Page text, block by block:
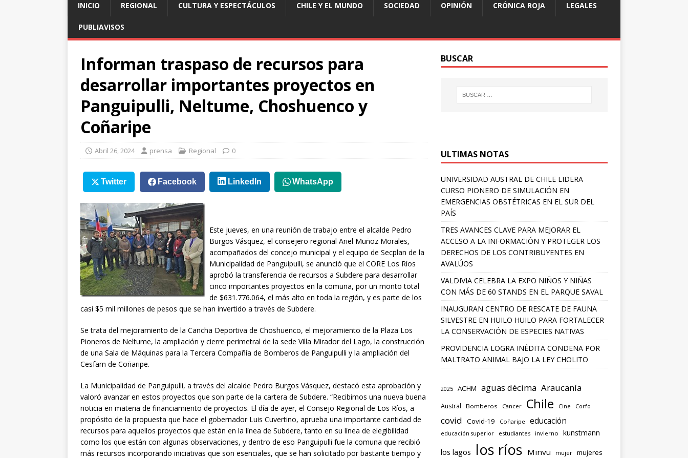
INICIO REGIONAL CULTURA Y ESPECTÁCULOS CHILE Y EL MUNDO SOCIEDAD OPINIÓN CRÓNICA ROJA LEGALES
PUBLIAVISOS
Informan traspaso de recursos para
desarrollar importantes proyectos en
Panguipulli, Neltume, Choshuenco y
Coñaripe
Abril 26, 2024 prensa Regional 0
Twitter Facebook LinkedIn WhatsApp
Este jueves, en una reunión de trabajo entre el alcalde Pedro
Burgos Vásquez, el consejero regional Ariel Muñoz Morales,
acompañados del concejo municipal y el equipo de Secplan de la
Municipalidad de Panguipulli, se anunció que el CORE Los Ríos
aprobó la transferencia de recursos a Subdere para desarrollar
cinco importantes proyectos en la comuna, por un monto total
de $631.776.064, el más alto en toda la región, y es parte de los
casi $5 mil millones de pesos que se han invertido a través de Subdere.
Se trata del mejoramiento de la Cancha Deportiva de Choshuenco, el mejoramiento de la Plaza Los
Pioneros de Neltume, la ampliación y cierre perimetral de la sede Villa Mirador del Lago, la construcción
de una Sala de Máquinas para la Tercera Compañía de Bomberos de Panguipulli y la ampliación del
Cesfam de Coñaripe.
La Municipalidad de Panguipulli, a través del alcalde Pedro Burgos Vásquez, destacó esta aprobación y
valoró avanzar en estos proyectos que son parte de la cartera de Subdere. “Recibimos una nueva buena
noticia en materia de financiamiento de proyectos. El día de ayer, el Consejo Regional de Los Ríos, a
propósito de la propuesta que hace el gobernador Luis Cuvertino, aprueba una importante cantidad de
recursos para aquellos proyectos que están en la línea de Subdere, tanto en su línea de elegibilidad
como los que están con algunas observaciones, y dentro de eso Panguipulli fue la comuna que recibió
más recursos incorporando iniciativas que son esenciales, que se han solicitado por bastante tiempo y
BUSCAR
ULTIMAS NOTAS
UNIVERSIDAD AUSTRAL DE CHILE LIDERA
CURSO PIONERO DE SIMULACIÓN EN
EMERGENCIAS OBSTÉTRICAS EN EL SUR DEL
PAÍS
TRES AVANCES CLAVE PARA MEJORAR EL
ACCESO A LA INFORMACIÓN Y PROTEGER LOS
DERECHOS DE LOS CONTRIBUYENTES EN
AVALÚOS
VALDIVIA CELEBRA LA EXPO NIÑOS Y NIÑAS
CON MÁS DE 60 STANDS EN EL PARQUE SAVAL
INAUGURAN CENTRO DE RESCATE DE FAUNA
SILVESTRE EN HUILO HUILO PARA FORTALECER
LA CONSERVACIÓN DE ESPECIES NATIVAS
PROVIDENCIA LOGRA INÉDITA CONDENA POR
MALTRATO ANIMAL BAJO LA LEY CHOLITO
2025 ACHM aguas décima Araucanía
Austral Bomberos Cancer Chile Cine Corfo
covid Covid-19 Coñaripe educación
educación superior estudiantes invierno kunstmann
los lagos los ríos Minvu mujer mujeres